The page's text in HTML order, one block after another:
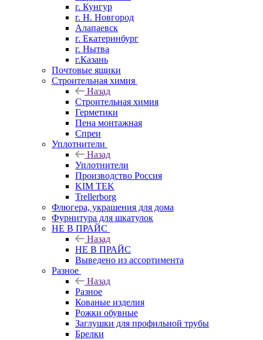
г. Кунгур
г. Н. Новгород
Алапаевск
г. Екатеринбург
г. Нытва
г.Казань
Почтовые ящики
Строительная химия
Назад
Строительная химия
Герметики
Пена монтажная
Спреи
Уплотнители
Назад
Уплотнители
Производство Россия
KIM TEK
Trellerborg
Флюгера, украшения для дома
Фурнитура для шкатулок
НЕ В ПРАЙС
Назад
НЕ В ПРАЙС
Выведено из ассортимента
Разное
Назад
Разное
Кованые изделия
Рожки обувные
Заглушки для профильной трубы
Брелки